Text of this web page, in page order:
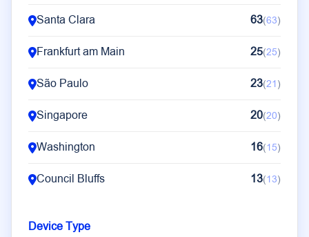
Santa Clara 63(63)
Frankfurt am Main 25(25)
São Paulo 23(21)
Singapore 20(20)
Washington 16(15)
Council Bluffs 13(13)
Device Type